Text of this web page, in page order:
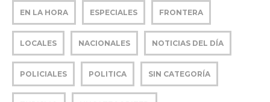
EN LA HORA ESPECIALES FRONTERA
LOCALES NACIONALES NOTICIAS DEL DÍA
POLICIALES POLITICA SIN CATEGORÍA